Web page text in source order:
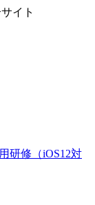
イト
研修（iOS12対